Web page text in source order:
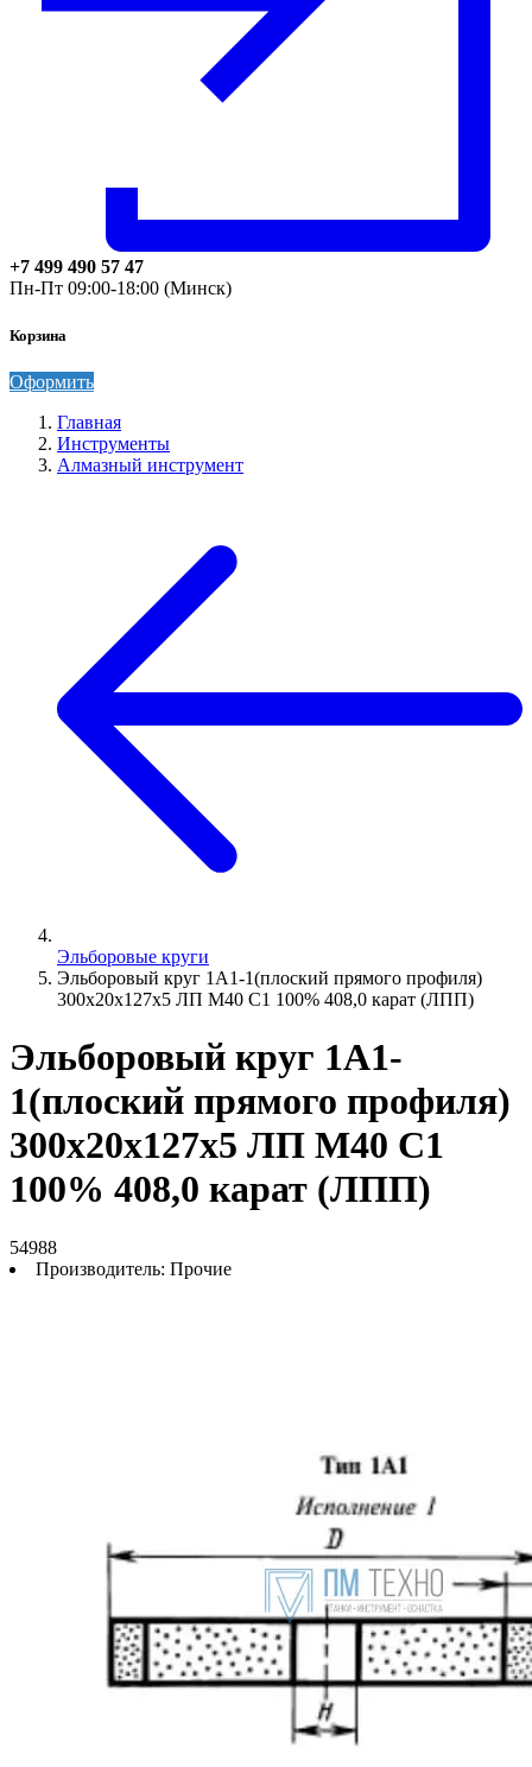
+7 499 490 57 47
Пн-Пт 09:00-18:00 (Минск)
Корзина
Оформить
Главная
Инструменты
Алмазный инструмент
Эльборовые круги
Эльборовый круг 1А1-1(плоский прямого профиля)
300х20х127х5 ЛП М40 С1 100% 408,0 карат (ЛПП)
Эльборовый круг 1А1-
1(плоский прямого профиля)
300х20х127х5 ЛП М40 С1
100% 408,0 карат (ЛПП)
54988
Производитель: Прочие